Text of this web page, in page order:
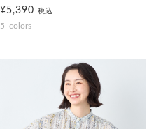
¥5,390 税込
5 colors